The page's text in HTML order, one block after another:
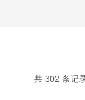
共 302 条记